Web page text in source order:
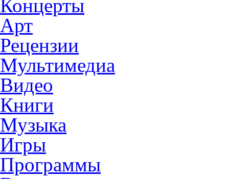
Концерты
Арт
Рецензии
Мультимедиа
Видео
Книги
Музыка
Игры
Программы